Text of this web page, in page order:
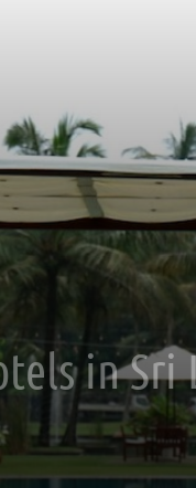
in